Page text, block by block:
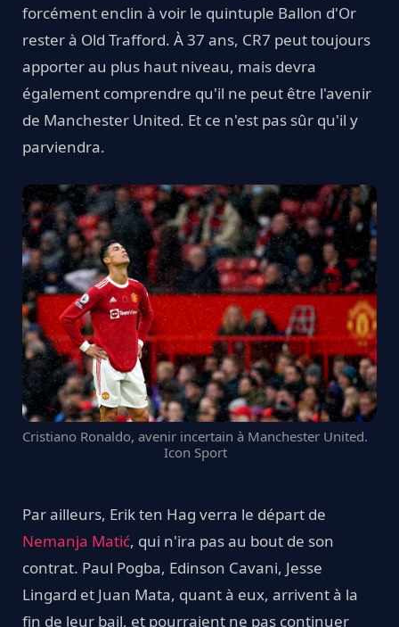
forcément enclin à voir le quintuple Ballon d'Or
rester à Old Trafford. À 37 ans, CR7 peut toujours
apporter au plus haut niveau, mais devra
également comprendre qu'il ne peut être l'avenir
de Manchester United. Et ce n'est pas sûr qu'il y
parviendra.
Cristiano Ronaldo, avenir incertain à Manchester United.
Icon Sport
Par ailleurs, Erik ten Hag verra le départ de
Nemanja Matić, qui n'ira pas au bout de son
contrat. Paul Pogba, Edinson Cavani, Jesse
Lingard et Juan Mata, quant à eux, arrivent à la
fin de leur bail, et pourraient ne pas continuer